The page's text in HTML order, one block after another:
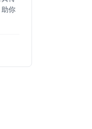
你